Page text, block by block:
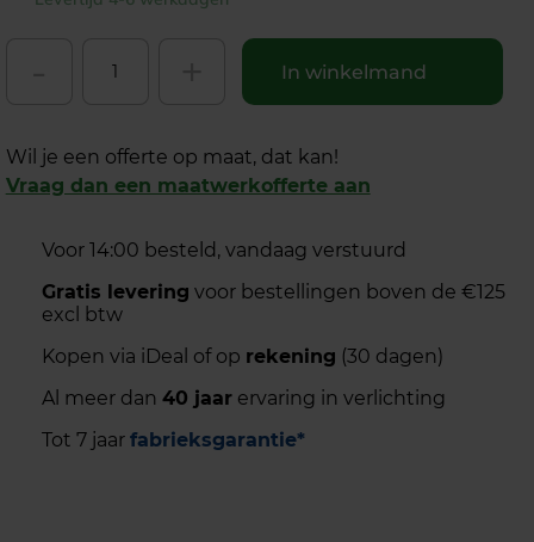
In winkelmand
Wil je een offerte op maat, dat kan!
Vraag dan een maatwerkofferte aan
Voor 14:00 besteld, vandaag verstuurd
Gratis levering voor bestellingen boven de €125
excl btw
Kopen via iDeal of op rekening (30 dagen)
Al meer dan 40 jaarervaring in verlichting
Tot 7 jaar fabrieksgarantie*